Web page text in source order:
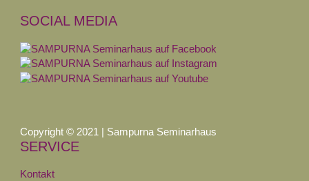
SOCIAL MEDIA
Copyright © 2021 | Sampurna Seminarhaus
SERVICE
Kontakt